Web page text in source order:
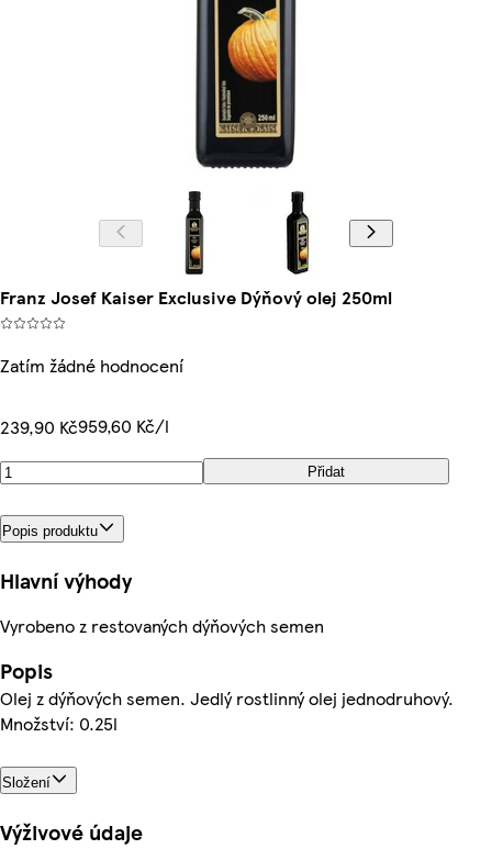
Franz Josef Kaiser Exclusive Dýňový olej 250ml
Zatím žádné hodnocení
239,90 Kč959,60 Kč/l
Přidat
Popis produktu
Hlavní výhody
Vyrobeno z restovaných dýňových semen
Popis
Olej z dýňových semen. Jedlý rostlinný olej jednodruhový.
Množství: 0.25l
Složení
Výživové údaje